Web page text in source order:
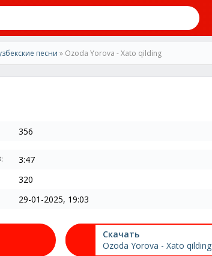
песни » Ozoda Yorova - Xato qilding
356
3:47
320
29-01-2025, 19:03
Скачать
Ozoda Yorova - Xato qilding